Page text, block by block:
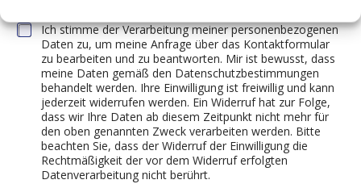
Ich stimme der Verarbeitung meiner personenbezogenen
Daten zu, um meine Anfrage über das Kontaktformular
zu bearbeiten und zu beantworten. Mir ist bewusst, dass
meine Daten gemäß den Datenschutzbestimmungen
behandelt werden. Ihre Einwilligung ist freiwillig und kann
jederzeit widerrufen werden. Ein Widerruf hat zur Folge,
dass wir Ihre Daten ab diesem Zeitpunkt nicht mehr für
den oben genannten Zweck verarbeiten werden. Bitte
beachten Sie, dass der Widerruf der Einwilligung die
Rechtmäßigkeit der vor dem Widerruf erfolgten
Datenverarbeitung nicht berührt.